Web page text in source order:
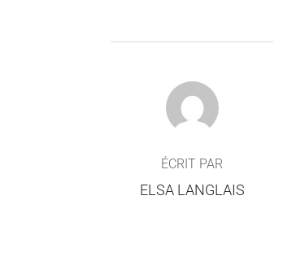
AUTEUR DE LA PUBLICATION
ÉCRIT PAR
ELSA LANGLAIS